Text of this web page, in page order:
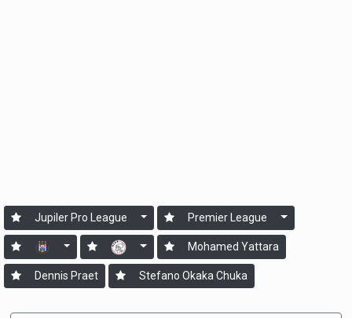
Jupiler Pro League Premier League
Mohamed Yattara
Dennis Praet Stefano Okaka Chuka